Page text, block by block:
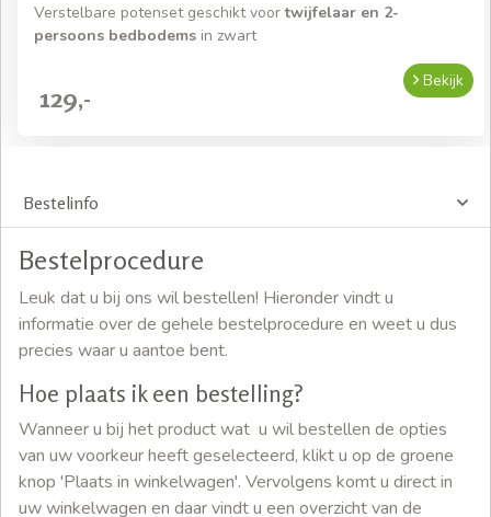
Verstelbare potenset geschikt voortwijfelaar en 2-
persoons bedbodems in zwart
129,-
Bekijk
Bestelinfo
Bestelprocedure
Leuk dat u bij ons wil bestellen! Hieronder vindt u
informatie over de gehele bestelprocedure en weet u dus
precies waar u aantoe bent.
Hoe plaats ik een bestelling?
Wanneer u bij het product wat u wil bestellen de opties
van uw voorkeur heeft geselecteerd, klikt u op de groene
knop 'Plaats in winkelwagen'. Vervolgens komt u direct in
uw winkelwagen en daar vindt u een overzicht van de